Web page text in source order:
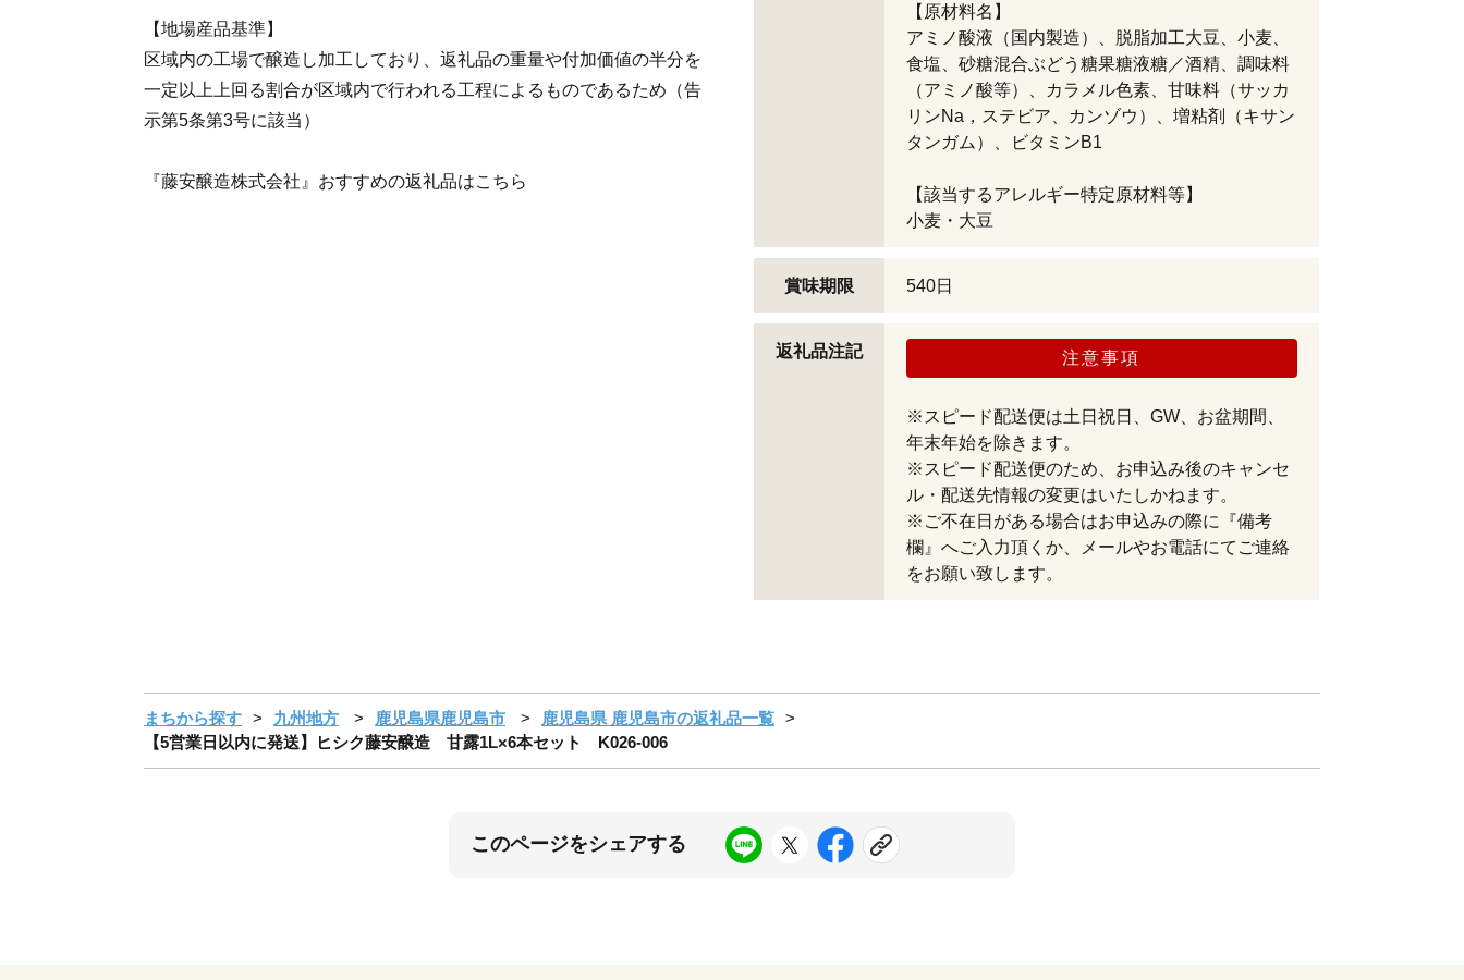
【地場産品基準】
区域内の工場で醸造し加工しており、返礼品の重量や付加価値の半分を
一定以上上回る割合が区域内で行われる工程によるものであるため（告
示第5条第3号に該当）
『藤安醸造株式会社』おすすめの返礼品はこちら
【原材料名】
アミノ酸液（国内製造）、脱脂加工大豆、小麦、
食塩、砂糖混合ぶどう糖果糖液糖／酒精、調味料
（アミノ酸等）、カラメル色素、甘味料（サッカ
リンNa，ステビア、カンゾウ）、増粘剤（キサン
タンガム）、ビタミンB1
【該当するアレルギー特定原材料等】
小麦・大豆
賞味期限 540日
返礼品注記 注意事項
※スピード配送便は土日祝日、GW、お盆期間、
年末年始を除きます。
※スピード配送便のため、お申込み後のキャンセ
ル・配送先情報の変更はいたしかねます。
※ご不在日がある場合はお申込みの際に『備考
欄』へご入力頂くか、メールやお電話にてご連絡
をお願い致します。
まちから探す 九州地方 鹿児島県鹿児島市
鹿児島県 鹿児島市の返礼品一覧
【5営業日以内に発送】ヒシク藤安醸造 甘露1L×6本セット K026-006
このページをシェアする